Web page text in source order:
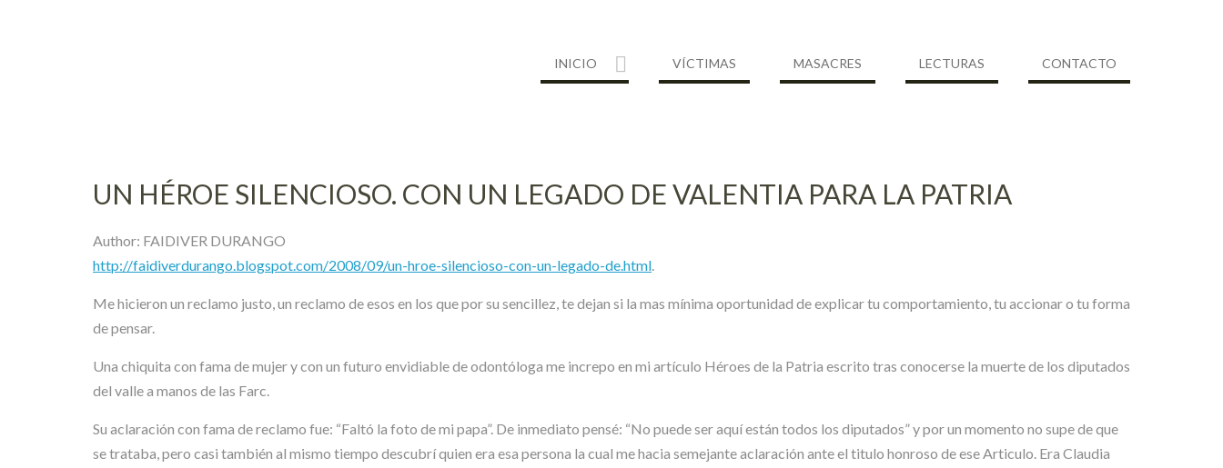
INICIO VÍCTIMAS MASACRES LECTURAS CONTACTO
UN HÉROE SILENCIOSO. CON UN LEGADO DE VALENTIA PARA LA PATRIA
Author: FAIDIVER DURANGO
http://faidiverdurango.blogspot.com/2008/09/un-hroe-silencioso-con-un-legado-de.html.
Me hicieron un reclamo justo, un reclamo de esos en los que por su sencillez, te dejan si la mas mínima oportunidad de explicar tu comportamiento, tu accionar o tu forma
de pensar.
Una chiquita con fama de mujer y con un futuro envidiable de odontóloga me increpo en mi artículo Héroes de la Patria escrito tras conocerse la muerte de los diputados
del valle a manos de las Farc.
Su aclaración con fama de reclamo fue: “Faltó la foto de mi papa”. De inmediato pensé: “No puede ser aquí están todos los diputados” y por un momento no supe de que
se trataba, pero casi también al mismo tiempo descubrí quien era esa persona la cual me hacia semejante aclaración ante el titulo honroso de ese Articulo. Era Claudia